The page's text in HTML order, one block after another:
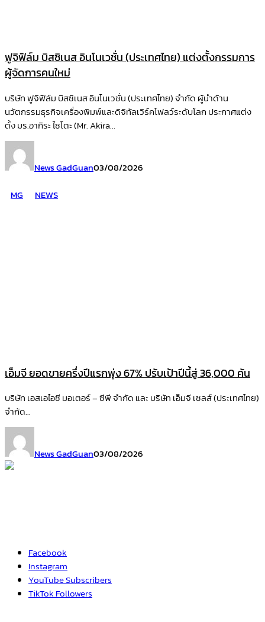
ฟูจิฟิล์ม บิสซิเนส อินโนเวชั่น (ประเทศไทย) แต่งตั้งกรรมการ
ผู้จัดการคนใหม่
บริษัท ฟูจิฟิล์ม บิสซิเนส อินโนเวชั่น (ประเทศไทย) จำกัด ผู้นำด้าน
นวัตกรรมธุรกิจเครื่องพิมพ์และดิจิทัลเวิร์คโฟลว์ระดับโลก ประกาศแต่ง
ตั้ง มร.อากิระ ไซโตะ (Mr. Akira...
News GadGuan03/08/2026
MG
NEWS
เอ็มจี ยอดขายครึ่งปีแรกพุ่ง 67% ปรับเป้าปีนี้สู่ 36,000 คัน
บริษัท เอสเอไอซี มอเตอร์ – ซีพี จำกัด และ บริษัท เอ็มจี เซลส์ (ประเทศไทย)
จำกัด...
News GadGuan03/08/2026
Facebook
Instagram
YouTubeSubscribers
TikTok Followers